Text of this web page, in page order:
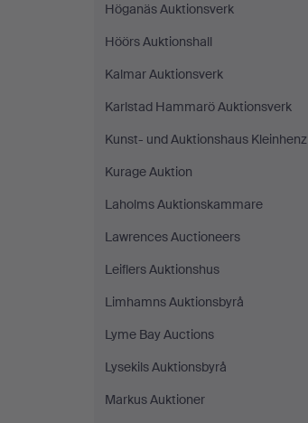
Höganäs Auktionsverk
Höörs Auktionshall
Kalmar Auktionsverk
Karlstad Hammarö Auktionsverk
Kunst- und Auktionshaus Kleinhenz
Kurage Auktion
Laholms Auktionskammare
Lawrences Auctioneers
Leiflers Auktionshus
Limhamns Auktionsbyrå
Lyme Bay Auctions
Lysekils Auktionsbyrå
Markus Auktioner